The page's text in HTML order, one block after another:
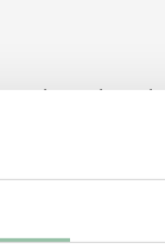
med vand,
fra